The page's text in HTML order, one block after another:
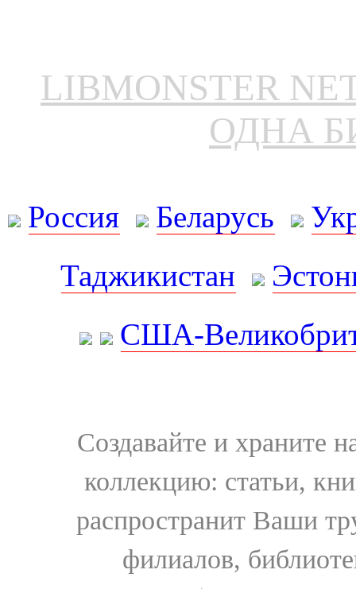
LIBMONSTER
ОДНА
Россия Беларусь
Таджикистан
США-
Создавайте и храните
коллекцию: статьи,
распространит Ваши
филиалов,